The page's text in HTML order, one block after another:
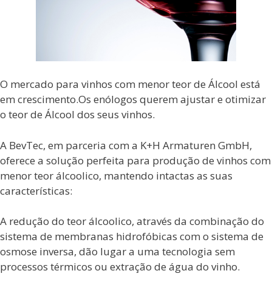
O mercado para vinhos com menor teor de Álcool está
em crescimento.Os enólogos querem ajustar e otimizar
o teor de Álcool dos seus vinhos.
A BevTec, em parceria com a K+H Armaturen GmbH,
oferece a solução perfeita para produção de vinhos com
menor teor álcoolico, mantendo intactas as suas
características:
A redução do teor álcoolico, através da combinação do
sistema de membranas hidrofóbicas com o sistema de
osmose inversa, dão lugar a uma tecnologia sem
processos térmicos ou extração de água do vinho.